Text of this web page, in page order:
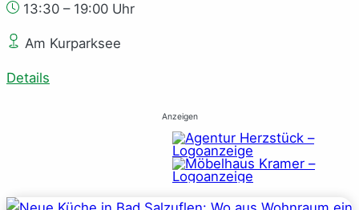
13:30 – 19:00 Uhr
Am Kurparksee
Details
Anzeigen